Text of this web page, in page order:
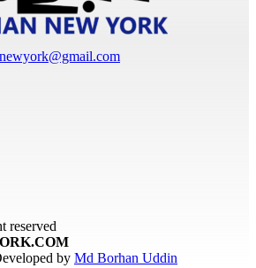
reserved
by Md Borhan Uddin